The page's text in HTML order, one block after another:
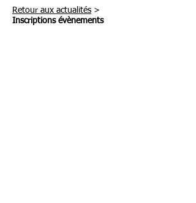
Retour aux actualités >
Inscriptions évènements